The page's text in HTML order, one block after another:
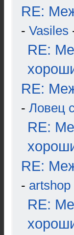
RE:
- Vasiles
RE:
RE:
- Ловец
RE:
RE:
- artshop
RE: